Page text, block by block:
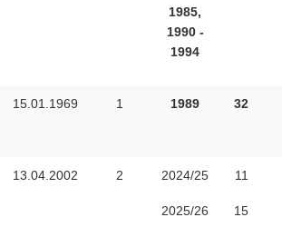
1985,
1990 -
1994
15.01.1969 1 1989 32
13.04.2002 2 2024/25
2025/26
11
15